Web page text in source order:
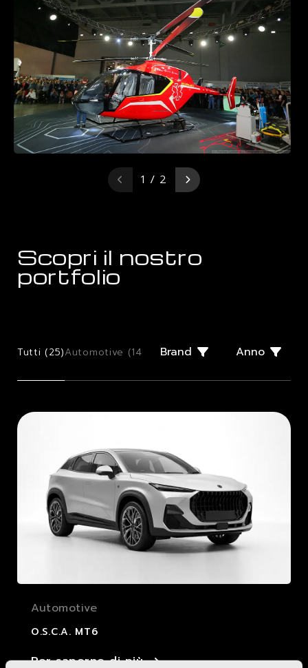
1 / 2
Scopri il nostro
portfolio
Tutti (25)Automotive (14 Few Offs (2) Giugiaro Design (
Brand Anno
Automotive
O.S.C.A. MT6
Per saperne di più